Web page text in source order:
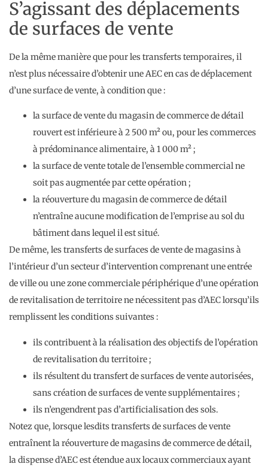
S’agissant des déplacements
de surfaces de vente
De la même manière que pour les transferts temporaires, il
n’est plus nécessaire d’obtenir une AEC en cas de déplacement
d’une surface de vente, à condition que :
la surface de vente du magasin de commerce de détail
rouvert est inférieure à 2 500 m² ou, pour les commerces
à prédominance alimentaire, à 1 000 m² ;
la surface de vente totale de l’ensemble commercial ne
soit pas augmentée par cette opération ;
la réouverture du magasin de commerce de détail
n’entraîne aucune modification de l’emprise au sol du
bâtiment dans lequel il est situé.
De même, les transferts de surfaces de vente de magasins à
l’intérieur d’un secteur d’intervention comprenant une entrée
de ville ou une zone commerciale périphérique d’une opération
de revitalisation de territoire ne nécessitent pas d’AEC lorsqu’ils
remplissent les conditions suivantes :
ils contribuent à la réalisation des objectifs de l’opération
de revitalisation du territoire ;
ils résultent du transfert de surfaces de vente autorisées,
sans création de surfaces de vente supplémentaires ;
ils n’engendrent pas d’artificialisation des sols.
Notez que, lorsque lesdits transferts de surfaces de vente
entraînent la réouverture de magasins de commerce de détail,
la dispense d’AEC est étendue aux locaux commerciaux ayant